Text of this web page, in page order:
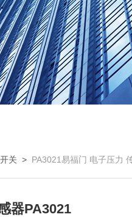
关 > PA3021易福门 电子压力
器PA3021